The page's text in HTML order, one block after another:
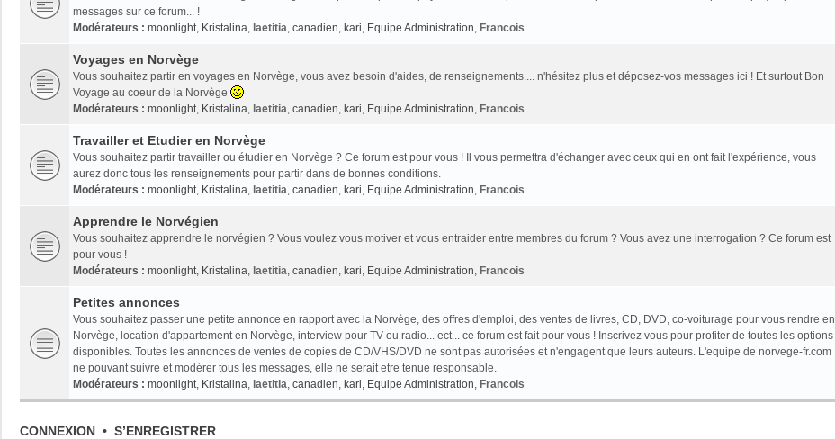
messages sur ce forum... !
Modérateurs : moonlight, Kristalina, laetitia, canadien, kari, Equipe Administration, Francois
Voyages en Norvège
Vous souhaitez partir en voyages en Norvège, vous avez besoin d'aides, de renseignements.... n'hésitez plus et déposez-vos messages ici ! Et surtout Bon
Voyage au coeur de la Norvège
Modérateurs : moonlight, Kristalina, laetitia, canadien, kari, Equipe Administration, Francois
Travailler et Etudier en Norvège
Vous souhaitez partir travailler ou étudier en Norvège ? Ce forum est pour vous ! Il vous permettra d'échanger avec ceux qui en ont fait l'expérience, vous
aurez donc tous les renseignements pour partir dans de bonnes conditions.
Modérateurs : moonlight, Kristalina, laetitia, canadien, kari, Equipe Administration, Francois
Apprendre le Norvégien
Vous souhaitez apprendre le norvégien ? Vous voulez vous motiver et vous entraider entre membres du forum ? Vous avez une interrogation ? Ce forum est
pour vous !
Modérateurs : moonlight, Kristalina, laetitia, canadien, kari, Equipe Administration, Francois
Petites annonces
Vous souhaitez passer une petite annonce en rapport avec la Norvège, des offres d'emploi, des ventes de livres, CD, DVD, co-voiturage pour vous rendre en
Norvège, location d'appartement en Norvège, interview pour TV ou radio... ect... ce forum est fait pour vous ! Inscrivez vous pour profiter de toutes les options
disponibles. Toutes les annonces de ventes de copies de CD/VHS/DVD ne sont pas autorisées et n'engagent que leurs auteurs. L'equipe de norvege-fr.com
ne pouvant suivre et modérer tous les messages, elle ne serait etre tenue responsable.
Modérateurs : moonlight, Kristalina, laetitia, canadien, kari, Equipe Administration, Francois
CONNEXION • S’ENREGISTRER